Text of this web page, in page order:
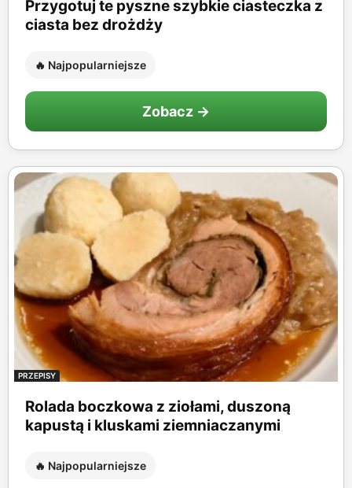
Przygotuj te pyszne szybkie ciasteczka z
ciasta bez drożdży
🔥 Najpopularniejsze
Zobacz →
PRZEPISY
Rolada boczkowa z ziołami, duszoną
kapustą i kluskami ziemniaczanymi
🔥 Najpopularniejsze